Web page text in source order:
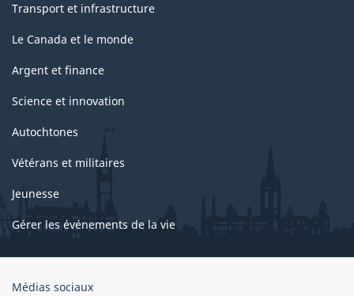
Transport et infrastructure
Le Canada et le monde
Argent et finance
Science et innovation
Autochtones
Vétérans et militaires
Jeunesse
Gérer les événements de la vie
Organisation
Médias sociaux